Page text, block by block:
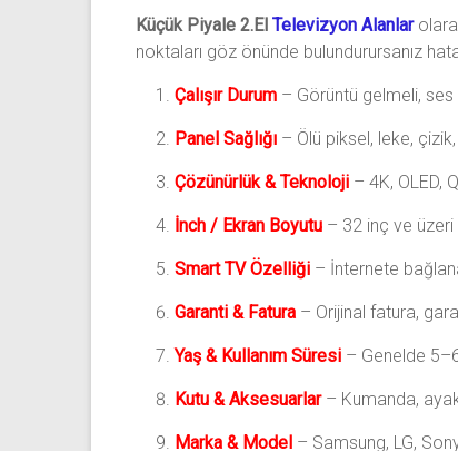
Küçük Piyale 2.El Televizyon Alanlar
noktaları göz önünde bulundurursanız hata
Çalışır Durum – Görüntü gelmeli, ses
Panel Sağlığı – Ölü piksel, leke,
Çözünürlük & Teknoloji – 4K, OLED,
İnch / Ekran Boyutu – 32 inç ve
Smart TV Özelliği – İnternete
Garanti & Fatura – Orijinal fatura,
Yaş & Kullanım Süresi – Genelde
Kutu & Aksesuarlar – Kumanda,
Marka & Model – Samsung, LG,